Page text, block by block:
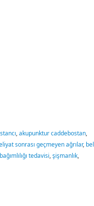
,akupunktur caddebostan,
sonrası geçmeyen ağrılar, bel
tedavisi,şişmanlık,